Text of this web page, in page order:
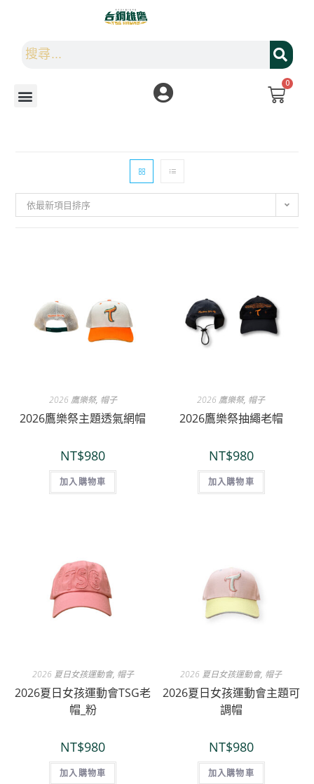
0
依最新項目排序
2026 鷹樂祭, 帽子
2026鷹樂祭主題透氣網帽
NT$980
加入購物車
2026 鷹樂祭, 帽子
2026鷹樂祭抽繩老帽
NT$980
加入購物車
2026 夏日女孩運動會, 帽子
2026夏日女孩運動會TSG老
帽_粉
NT$980
加入購物車
2026 夏日女孩運動會, 帽子
2026夏日女孩運動會主題可
調帽
NT$980
加入購物車